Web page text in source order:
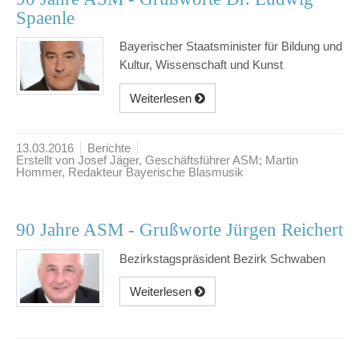
Spaenle
Bayerischer Staatsminister für Bildung und
Kultur, Wissenschaft und Kunst
Weiterlesen
13.03.2016
Berichte
Erstellt von Josef Jäger, Geschäftsführer ASM; Martin
Hommer, Redakteur Bayerische Blasmusik
90 Jahre ASM - Grußworte Jürgen Reichert
Bezirkstagspräsident Bezirk Schwaben
Weiterlesen